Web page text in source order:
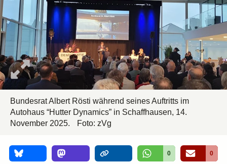
Bundesrat Albert Rösti während seines Auftritts im
Autohaus “Hutter Dynamics” in Schaffhausen, 14.
November 2025.
Foto: zVg
0 0